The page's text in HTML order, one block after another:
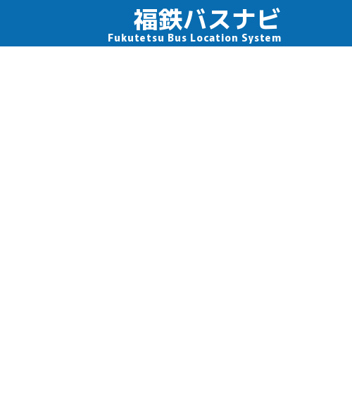
福鉄バスナビ
Fukutetsu Bus Location System